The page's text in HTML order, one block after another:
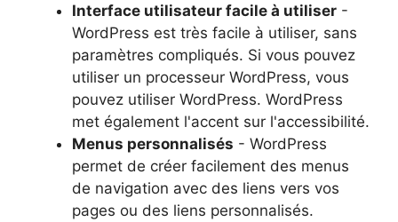
Interface utilisateur facile à utiliser -
WordPress est très facile à utiliser, sans
paramètres compliqués. Si vous pouvez
utiliser un processeur WordPress, vous
pouvez utiliser WordPress. WordPress
met également l'accent sur l'accessibilité.
Menus personnalisés - WordPress
permet de créer facilement des menus
de navigation avec des liens vers vos
pages ou des liens personnalisés.